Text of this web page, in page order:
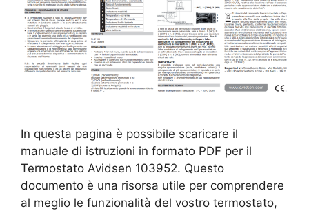
In questa pagina è possibile scaricare il
manuale di istruzioni in formato PDF per il
Termostato Avidsen 103952. Questo
documento è una risorsa utile per comprendere
al meglio le funzionalità del vostro termostato,